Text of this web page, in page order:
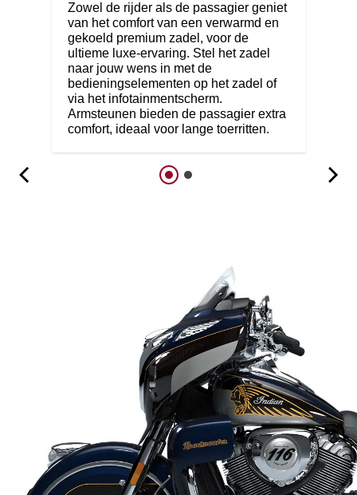
Zowel de rijder als de passagier geniet
van het comfort van een verwarmd en
gekoeld premium zadel, voor de
ultieme luxe-ervaring. Stel het zadel
naar jouw wens in met de
bedieningselementen op het zadel of
via het infotainmentscherm.
Armsteunen bieden de passagier extra
comfort, ideaal voor lange toerritten.